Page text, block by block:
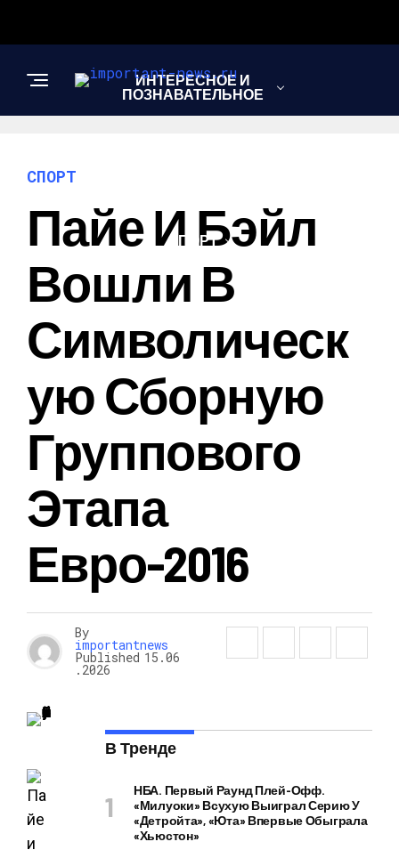
ИНТЕРЕСНОЕ И
ПОЗНАВАТЕЛЬНОЕ
СПОРТ
СПОРТ
Пайе И Бэйл
Вошли В
Символическ
Ую Сборную
Группового
Этапа
Евро-2016
By
importantnews
Published 15.06
.2026
В Тренде
НБА. Первый Раунд Плей-Офф.
«Милуоки» Всухую Выиграл Серию У
«Детройта», «Юта» Впервые Обыграла
«Хьюстон»